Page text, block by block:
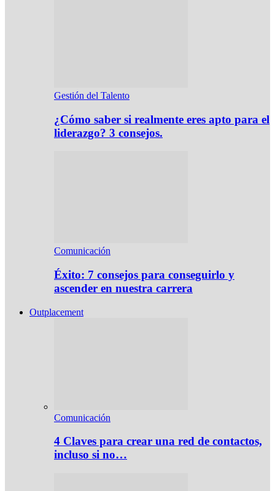
Gestión del Talento
¿Cómo saber si realmente eres apto para el
liderazgo? 3 consejos.
Comunicación
Éxito: 7 consejos para conseguirlo y
ascender en nuestra carrera
Outplacement
Comunicación
4 Claves para crear una red de contactos,
incluso si no…